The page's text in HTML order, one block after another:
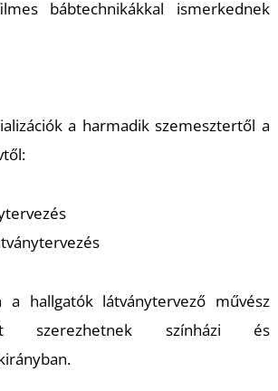
bábtechnikákkal ismerkednek
a harmadik szemesztertől a
a hallgatók látványtervező művész
szerezhetnek színházi és